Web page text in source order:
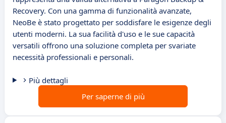
Recovery. Con una gamma di funzionalità avanzate,
NeoBe è stato progettato per soddisfare le esigenze degli
utenti moderni. La sua facilità d'uso e le sue capacità
versatili offrono una soluzione completa per svariate
necessità professionali e personali.
Più dettagli
Per saperne di più